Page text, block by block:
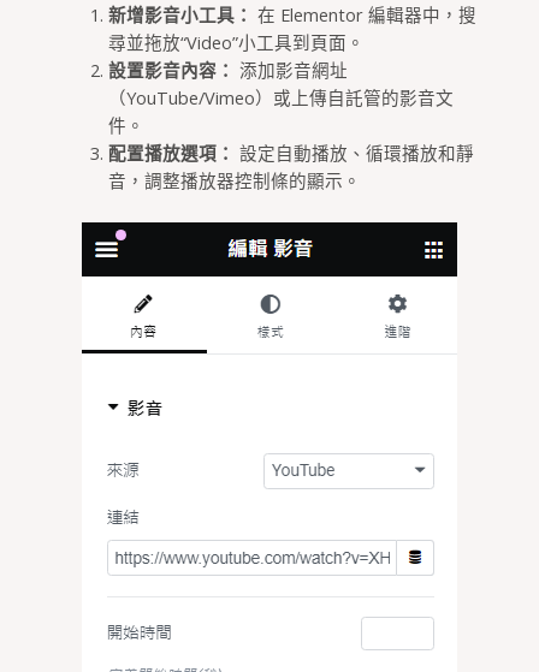
新增影音小工具： 在 Elementor 編輯器中，搜
尋並拖放“Video”小工具到頁面。
設置影音內容： 添加影音網址
（YouTube/Vimeo）或上傳自託管的影音文
件。
配置播放選項： 設定自動播放、循環播放和靜
音，調整播放器控制條的顯示。